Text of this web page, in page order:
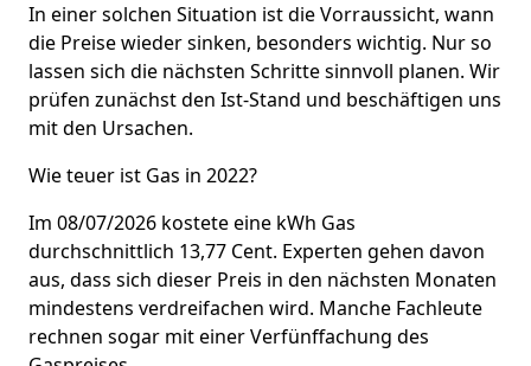
In einer solchen Situation ist die Vorraussicht, wann
die Preise wieder sinken, besonders wichtig. Nur so
lassen sich die nächsten Schritte sinnvoll planen. Wir
prüfen zunächst den Ist-Stand und beschäftigen uns
mit den Ursachen.
Wie teuer ist Gas in 2022?
Im 08/07/2026 kostete eine kWh Gas
durchschnittlich 13,77 Cent. Experten gehen davon
aus, dass sich dieser Preis in den nächsten Monaten
mindestens verdreifachen wird. Manche Fachleute
rechnen sogar mit einer Verfünffachung des